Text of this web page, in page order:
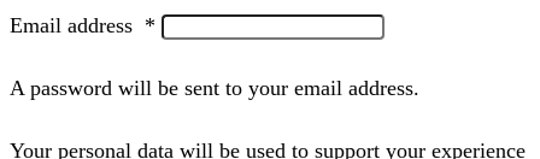
Email address *
A password will be sent to your email address.
Your personal data will be used to support your experience